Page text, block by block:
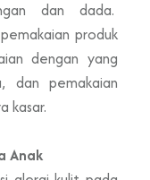
dan dada.
produk
dengan yang
dan pemakaian
kasar.
Anak